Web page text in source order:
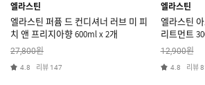
엘라스틴
엘라스틴 퍼퓸 드 컨디셔너 러브 미 피
치 앤 프리지아향 600ml x 2개
27,800원
4.8 리뷰 147
엘라스틴
엘라스틴
리트먼트
12,900원
4.8 리뷰